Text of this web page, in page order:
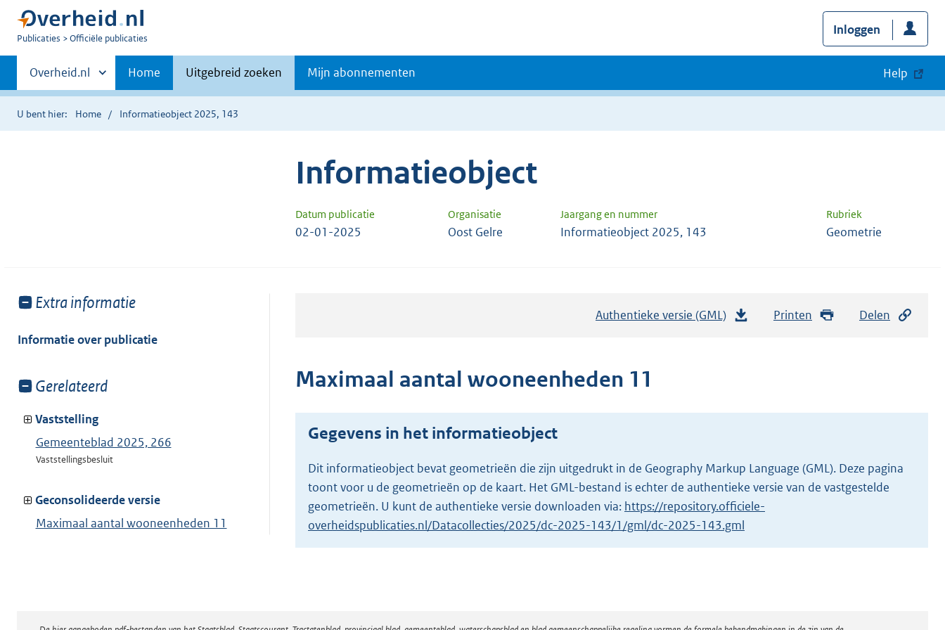
U
Publicaties Officiële publicaties
Inloggen
Primaire
navigatie
Andere
sites
binnen
Overheid.nl Home Uitgebreid zoeken Mijn abonnementen Help
U bent hier: Home Informatieobject 2025, 143
Informatieobject
Datum publicatie Organisatie Jaargang en nummer Rubriek
02-01-2025 Oost Gelre Informatieobject 2025, 143 Geometrie
Toon
van:
Extra informatie
Informatie over publicatie
Toon
van:
Gerelateerd
Vaststelling
Gemeenteblad 2025, 266
Vaststellingsbesluit
Geconsolideerde versie
Maximaal aantal wooneenheden 11
Authentieke versie (GML)
n
g
r
o
o
Printen Delen
Maximaal aantal wooneenheden 11
Gegevens in het informatieobject
Dit informatieobject bevat geometrieën die zijn uitgedrukt in de Geography Markup Language (GML). Deze pagina
toont voor u de geometrieën op de kaart. Het GML-bestand is echter de authentieke versie van de vastgestelde
geometrieën. U kunt de authentieke versie downloaden via: https://repository.officiele-
overheidspublicaties.nl/Datacollecties/2025/dc-2025-143/1/gml/dc-2025-143.gml